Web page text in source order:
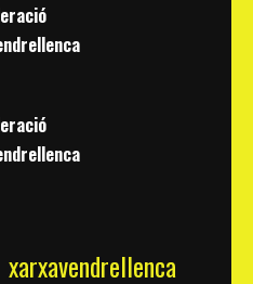
xarxavendrellenca